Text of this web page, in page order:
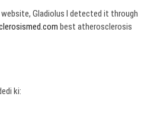
Gladiolus I detected it through
best atherosclerosis
ki: